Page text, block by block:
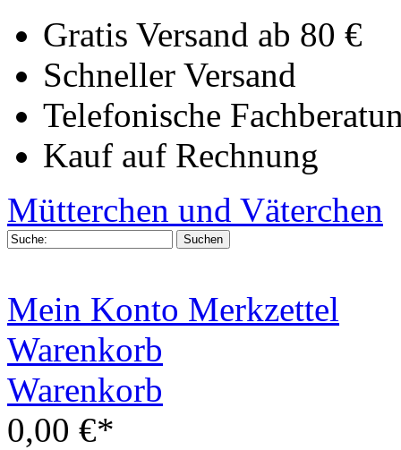
Gratis Versand ab 80 €
Schneller Versand
Telefonische
Kauf auf Rechnung
Mütterchen und Väterchen
Mein Konto Merkzettel
Warenkorb
Warenkorb
0,00 €*